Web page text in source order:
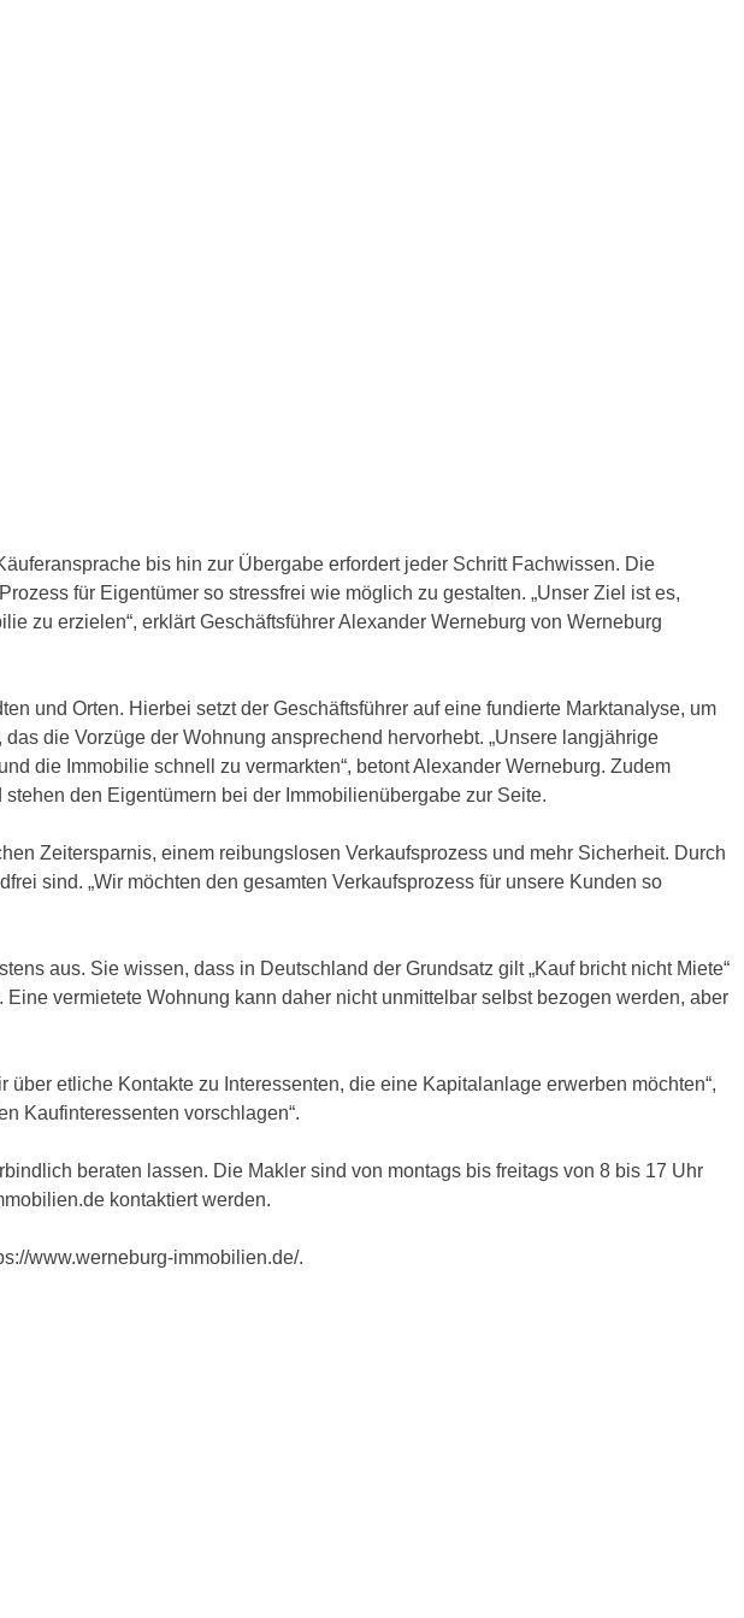
bis hin zur Übergabe erfordert jeder Schritt Fachwissen. Die
für Eigentümer so stressfrei wie möglich zu gestalten. „Unser Ziel ist es,
zu erzielen“, erklärt Geschäftsführer Alexander Werneburg von Werneburg
und Orten. Hierbei setzt der Geschäftsführer auf eine fundierte Marktanalyse, um
die Vorzüge der Wohnung ansprechend hervorhebt. „Unsere langjährige
die Immobilie schnell zu vermarkten“, betont Alexander Werneburg. Zudem
den Eigentümern bei der Immobilienübergabe zur Seite.
Zeitersparnis, einem reibungslosen Verkaufsprozess und mehr Sicherheit. Durch
sind. „Wir möchten den gesamten Verkaufsprozess für unsere Kunden so
aus. Sie wissen, dass in Deutschland der Grundsatz gilt „Kauf bricht nicht Miete“
vermietete Wohnung kann daher nicht unmittelbar selbst bezogen werden, aber
etliche Kontakte zu Interessenten, die eine Kapitalanlage erwerben möchten“,
Kaufinteressenten vorschlagen“.
beraten lassen. Die Makler sind von montags bis freitags von 8 bis 17 Uhr
kontaktiert werden.
www.werneburg-immobilien.de/.